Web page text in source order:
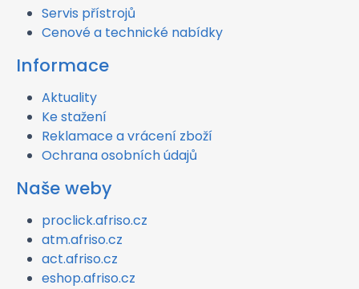
Servis přístrojů
Cenové a technické nabídky
Informace
Aktuality
Ke stažení
Reklamace a vrácení zboží
Ochrana osobních údajů
Naše weby
proclick.afriso.cz
atm.afriso.cz
act.afriso.cz
eshop.afriso.cz